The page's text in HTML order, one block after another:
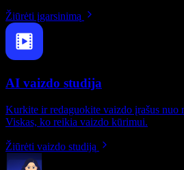
Žiūrėti įgarsinimą
AI vaizdo studija
Kurkite ir redaguokite vaizdo įrašus nuo
Viskas, ko reikia vaizdo kūrimui.
Žiūrėti vaizdo studiją